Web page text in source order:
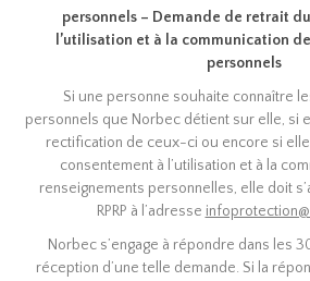
personnels – Demande de retrait
l’utilisation et à la communication
personnels
Si une personne souhaite connaître
personnels que Norbec détient sur elle, si
rectification de ceux-ci ou encore si
consentement à l’utilisation et à la
renseignements personnelles, elle doit
RPRP à l’adresse
Norbec s’engage à répondre dans les
réception d’une telle demande. Si la